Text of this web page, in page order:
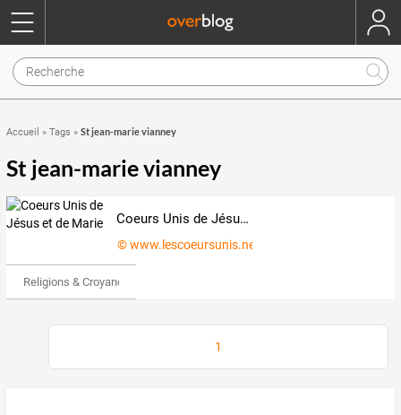
Accueil » Tags » St jean-marie vianney
St jean-marie vianney
Coeurs Unis de Jésus et de Marie
© www.lescoeursunis.net
Religions & Croyances
1